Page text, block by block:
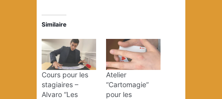
Similaire
Cours pour les
stagiaires –
Alvaro “Les
Atelier
“Cartomagie”
pour les